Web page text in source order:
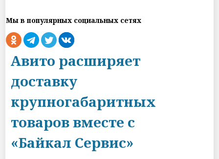
Мы в популярных социальных сетях
Авито расширяет
доставку
крупногабаритных
товаров вместе с
«Байкал Сервис»